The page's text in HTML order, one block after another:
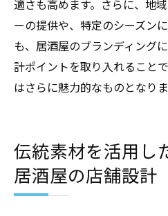
適さも高めます。さらに、地
ーの提供や、特定のシーズン
も、居酒屋のブランディング
計ポイントを取り入れること
はさらに魅力的なものとなりま
伝統素材を活用し
居酒屋の店舗設計